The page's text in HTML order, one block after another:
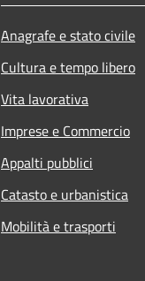
Anagrafe e stato civile
Cultura e tempo libero
Vita lavorativa
Imprese e Commercio
Appalti pubblici
Catasto e urbanistica
Mobilità e trasporti